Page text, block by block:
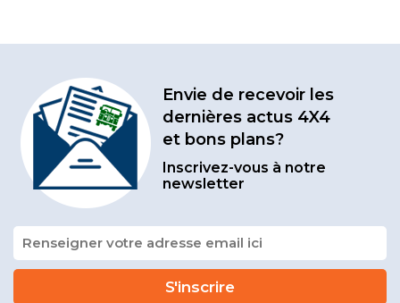
Envie de recevoir les
dernières actus 4X4
et bons plans?
Inscrivez-vous à notre
newsletter